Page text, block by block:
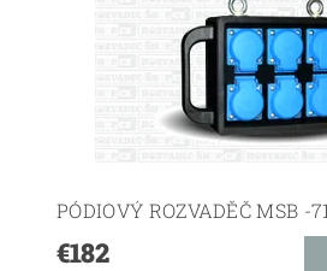
PÓDIOVÝ ROZVADĚČ MSB -
€182